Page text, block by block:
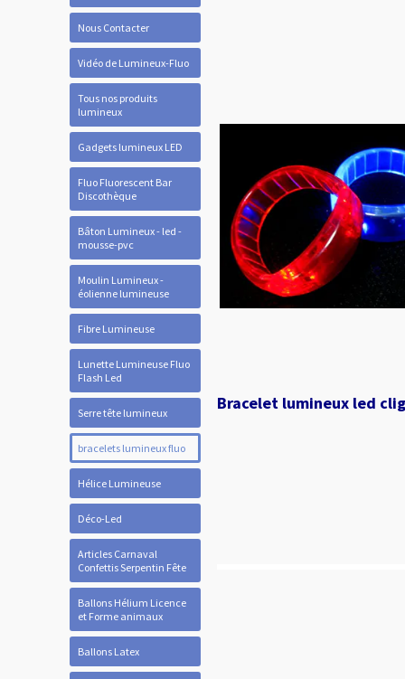
Nous Contacter
Vidéo de Lumineux-Fluo
Tous nos produits
lumineux
Gadgets lumineux LED
Fluo Fluorescent Bar
Discothèque
Bâton Lumineux - led -
mousse-pvc
Moulin Lumineux -
éolienne lumineuse
Fibre Lumineuse
Lunette Lumineuse Fluo
Flash Led
Serre tête lumineux
bracelets lumineux fluo
Hélice Lumineuse
Déco-Led
Articles Carnaval
Confettis Serpentin Fête
Ballons Hélium Licence
et Forme animaux
Ballons Latex
Bracelet lumineux led